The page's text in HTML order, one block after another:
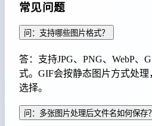
常见问题
问：支持哪些图片格式？
答：支持JPG、PNG、WebP、
式。GIF会按静态图片方式处
选择。
问：多张图片处理后文件名如何保存？